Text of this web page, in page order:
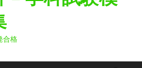
合格